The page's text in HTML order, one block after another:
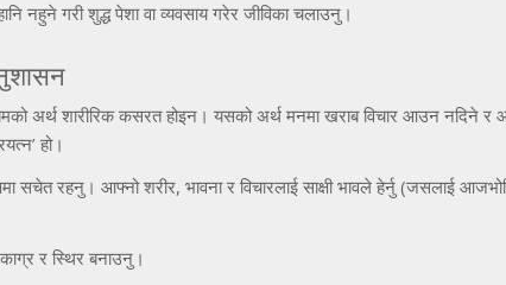
नहुने गरी शुद्ध पेशा वा व्यवसाय गरेर जीविका चलाउनु।
अर्थ शारीरिक कसरत होइन। यसको अर्थ मनमा खराब विचार आउन नदिने र
हो।
सचेत रहनु। आफ्नो शरीर, भावना र विचारलाई साक्षी भावले हेर्नु (जसलाई
र स्थिर बनाउनु।